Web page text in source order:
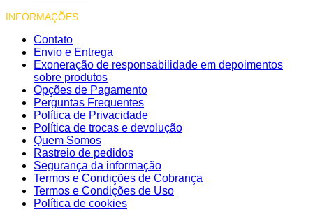
INFORMAÇÕES
Contato
Envio e Entrega
Exoneração de responsabilidade em depoimentos
sobre produtos
Opções de Pagamento
Perguntas Frequentes
Política de Privacidade
Política de trocas e devolução
Quem Somos
Rastreio de pedidos
Segurança da informação
Termos e Condições de Cobrança
Termos e Condições de Uso
Política de cookies